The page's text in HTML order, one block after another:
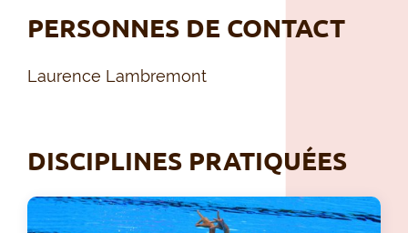
PERSONNES DE CONTACT
Laurence Lambremont
DISCIPLINES PRATIQUÉES